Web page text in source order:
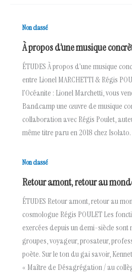
Non classé
À propos d’une musique
ÉTUDES À propos d’une musique
entre Lionel MARCHETTI & Régis
l’Océanite : Lionel Marchetti, vous
Bandcamp une œuvre de musique
collaboration avec Régis Poulet,
même titre paru en 2018 chez
Non classé
Retour amont, retour au
ÉTUDES Retour amont, retour au
cosmologue Régis POULET Les
exercées depuis un demi-siècle
groupes, voyageur, prosateur,
poète. Sur le ton du gai savoir,
« Maître de Désagrégation / au